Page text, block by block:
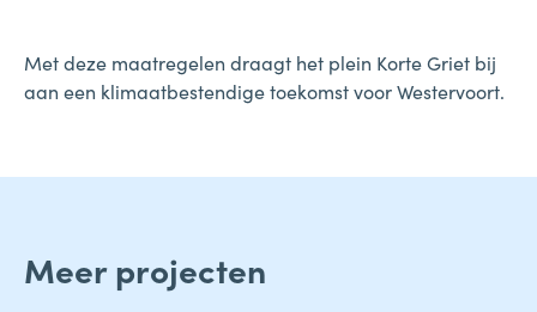
Met deze maatregelen draagt het plein Korte Griet bij
aan een klimaatbestendige toekomst voor Westervoort.
Meer projecten